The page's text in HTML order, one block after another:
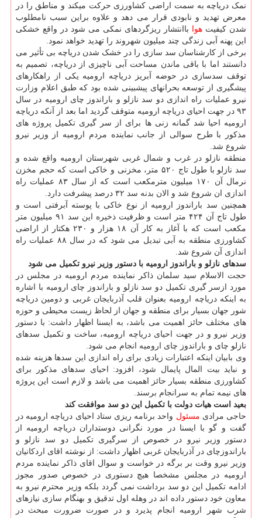
نمک دریاچه به سمت اراضی کشاورزی حرکت میکند و مناطق را در
معرض تهدید و نابودی قرار می دهد و علاوه براین سبب نامطلوب
شدن کیفیت هوا باانتشار ریزگردهای نمکی می شود در واقع خشکی
این پهنه آبی زندگی چند میلیون شهروند را تهدید خواهد نمود.
برخی از کارشناسان سد سازی را در خشک شدن دریاچه بی تأثیر می
دانستند اما با باقی ماندن مساحت آبی ناچیزی از دریاچه، تصمیم به
توقف سدسازی در حوضه آبریز دریاچه ارومیه یکی از راهکارهای
پیشگیری از توسعه بحرانهای پیشبینی شده بود که طبق اعلام وزارت
نیرو عملیات راه اندازی دو سد نازلو و باراندوز چای ارومیه در سال
۹۳ در جهت احیای دریاچه ارومیه متوقف گردید اما بعد از آنکه دریاچه
ارومیه احیا شد گمانه زنی ها برای از سر گیری تکمیل پروژه های
مذکور با طرح سوالی از جانب نماینده مردم ارومیه از وزیر نیرو
شروع شد.
منطقه نازلو در غرب و شمال غربی شهرستان ارومیه واقع شده و
سد نازلو با طول تاج ۵۲۰ متر، مخزنی و خاکی است که حجم مخزن
نرمال آن ۱۷۰ میلیون مترمکعب است که از سال ۸۳ عملیات راه
اندازی ان شروع شد و الان بدنه سد ۳۲ درصد پیشرفت دارد.
همچنین سد باراندوز ارومیه از نوع خاکی با پوسته آبرفتی است و
طول تاج آن ۴۲۴ متر است و ظرفیت ذخیره این سد ۹۱ میلیون متر
مکعب است که با آغاز به کار آن ۱۸ هزار و ۲۳۰ هکتار از اراضی
کشاورزی منطقه به آبی تبدیل می شود که در سال ۸۸ عملیات راه
اندازی آن شروع شد.
سدهای نازلو و باراندوز ارومیه با دستور وزیر نیرو تکمیل می شود
حجت الاسلام سید سلمان ذاکر نماینده مردم ارومیه در مجلس در
مورد ازسر گیری تکمیل دو سد نازلو و باراندوز چای ارومیه با اشاره
به اینکه دریاچه ارومیه بعنوان قلب آذربایجان غربی و دومین دریاچه
شور جهان بسیار برای منطقه و جهان از لحاظ زیست محیطی و حوزه
های مختلف حائز اهمیت می باشد، به ایسنا اظهار داشت: با دستور
وزیر نیرو و در جهت احیای دریاچه ارومیه، ساخت و تکمیل سدهای
نازلو چای و باراندوز چای ارومیه انجام می شود.
وی بابیان اینکه اعتبارات زیادی برای راه اندازی این سدها هزینه شده
و نباید بیت المال پایمال شود، افزود: احیای سدهای مذکور برای
کشاورزی منطقه بسیار حائز اهمیت می باشد و لازم است این پروژه
های نیمه تمام به سرانجام برسند.
بعید است هیات دولت با تکمیل این دو سد موافقت کند
حاجی مرادی مسئول واحد برنامه ریزی ستاد احیای دریاچه ارومیه در
گفت و گو با ایسنا در مورد نگرانی دوستداران دریاچه ارومیه از
دستور وزیر نیرو در خصوص از سرگیری تکمیل دو سد نازلو و
باراندوزچای در آذربایجان غربی اظهار داشت: از نوشته اقای اردکانیان
وزیر نیرو وقت بر برگه در خواست و سوال اقای ذاکر نماینده مردم
ارومیه در مجلس مشخصا هیچ دستوری در خصوص صدور مجوز
ادامه تکمیل این دو سد برداشت نمی گردد بلکه وزیر محترم نیرو به
معاون خود دستور داده اند در وهله اول تدقیق و بهنگام سازی نیازهای
شرب شهر ارومیه انجام پذیرد و در صورت ضرورت مبحث در